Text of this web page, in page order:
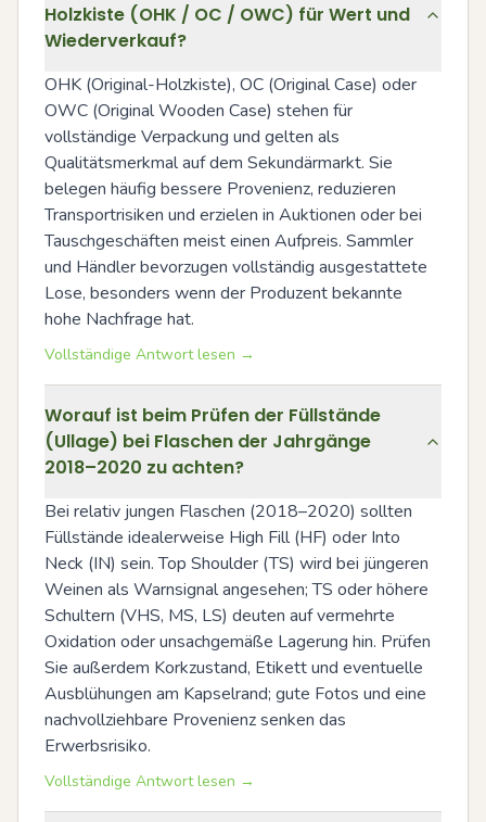
Holzkiste (OHK / OC / OWC) für Wert und
Wiederverkauf?
OHK (Original-Holzkiste), OC (Original Case) oder
OWC (Original Wooden Case) stehen für
vollständige Verpackung und gelten als
Qualitätsmerkmal auf dem Sekundärmarkt. Sie
belegen häufig bessere Provenienz, reduzieren
Transportrisiken und erzielen in Auktionen oder bei
Tauschgeschäften meist einen Aufpreis. Sammler
und Händler bevorzugen vollständig ausgestattete
Lose, besonders wenn der Produzent bekannte
hohe Nachfrage hat.
Vollständige Antwort lesen →
Worauf ist beim Prüfen der Füllstände
(Ullage) bei Flaschen der Jahrgänge
2018–2020 zu achten?
Bei relativ jungen Flaschen (2018–2020) sollten
Füllstände idealerweise High Fill (HF) oder Into
Neck (IN) sein. Top Shoulder (TS) wird bei jüngeren
Weinen als Warnsignal angesehen; TS oder höhere
Schultern (VHS, MS, LS) deuten auf vermehrte
Oxidation oder unsachgemäße Lagerung hin. Prüfen
Sie außerdem Korkzustand, Etikett und eventuelle
Ausblühungen am Kapselrand; gute Fotos und eine
nachvollziehbare Provenienz senken das
Erwerbsrisiko.
Vollständige Antwort lesen →